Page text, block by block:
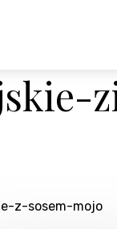
z-sosem-mojo